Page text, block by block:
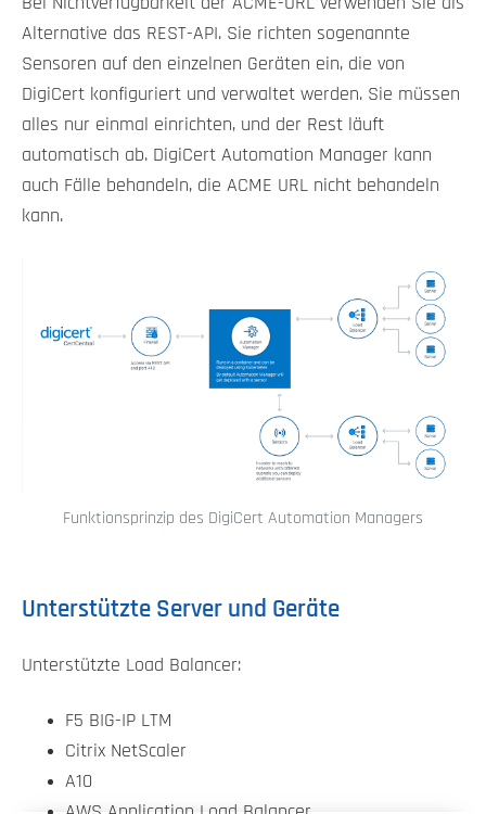
Alternative das REST-API. Sie richten sogenannte
Sensoren auf den einzelnen Geräten ein, die von
DigiCert konfiguriert und verwaltet werden. Sie müssen
alles nur einmal einrichten, und der Rest läuft
automatisch ab. DigiCert Automation Manager kann
auch Fälle behandeln, die ACME URL nicht behandeln
kann.
Funktionsprinzip des DigiCert Automation Managers
Unterstützte Server und Geräte
Unterstützte Load Balancer:
F5 BIG-IP LTM
Citrix NetScaler
A10